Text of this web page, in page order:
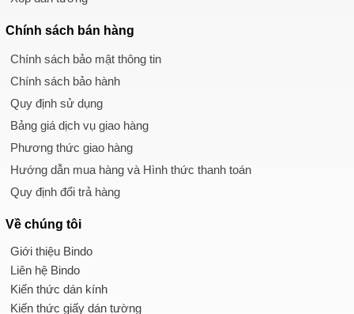
Chính sách bán hàng
Chính sách bảo mật thông tin
Chính sách bảo hành
Quy định sử dụng
Bảng giá dịch vụ giao hàng
Phương thức giao hàng
Hướng dẫn mua hàng và Hình thức thanh toán
Quy định đổi trả hàng
Về chúng tôi
Giới thiệu Bindo
Liên hệ Bindo
Kiến thức dán kính
Kiến thức giấy dán tường